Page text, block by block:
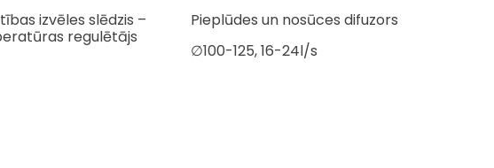
izvēles slēdzis –
regulētājs
Pieplūdes un nosūces difuzors
∅100-125, 16-24l/s